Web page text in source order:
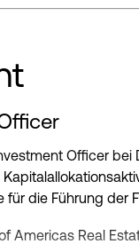
Officer
für die Führung der
Americas Real